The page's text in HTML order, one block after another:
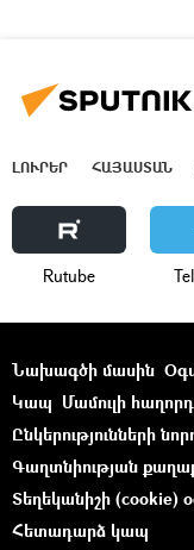
ԼՈՒՐԵՐ ՀԱՅԱՍՏԱՆ
Rutube
Նախագծի մասին
Կապ Մամուլի
Ընկերությունների
Գաղտնիության
Տեղեկանիշի (cookie)
Հետադարձ կապ